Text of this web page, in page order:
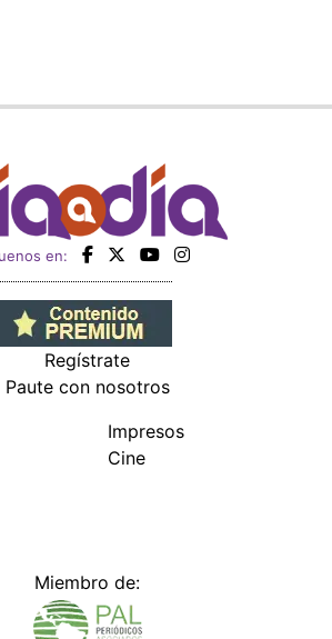
en:
Regístrate
Paute con nosotros
Impresos
Cine
Miembro de: